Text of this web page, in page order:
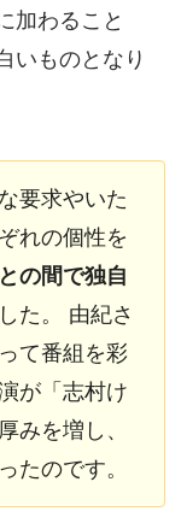
加わること
いものとなり
要求やいた
れの個性を
の間で独自
た。 由紀さ
て番組を彩
が「志村け
みを増し、
たのです。